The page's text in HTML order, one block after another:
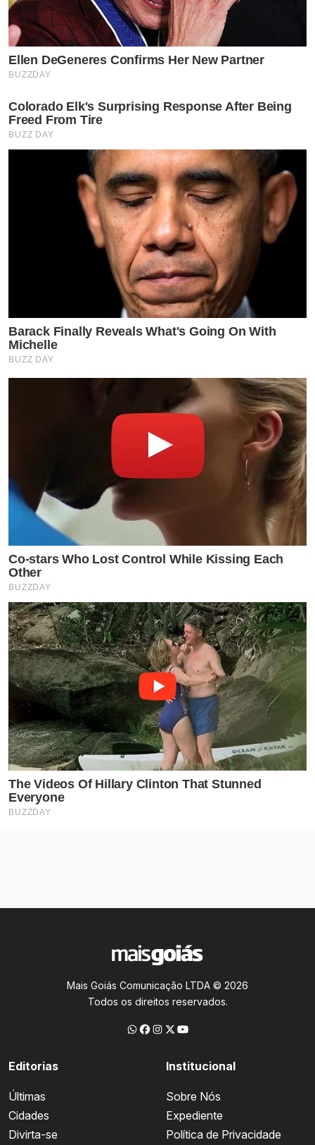
Mais Goiás Comunicação LTDA © 2026
Todos os direitos reservados.
Editorias
Últimas
Cidades
Divirta-se
Institucional
Sobre Nós
Expediente
Política de Privacidade